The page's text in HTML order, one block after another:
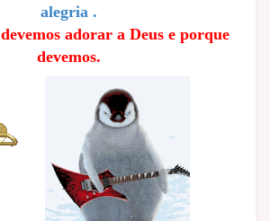
alegria .
adorar a Deus e porque
devemos.